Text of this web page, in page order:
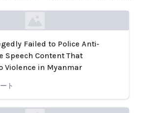
Failed to Police Anti-
Speech Content That
Violence in Myanmar
ト